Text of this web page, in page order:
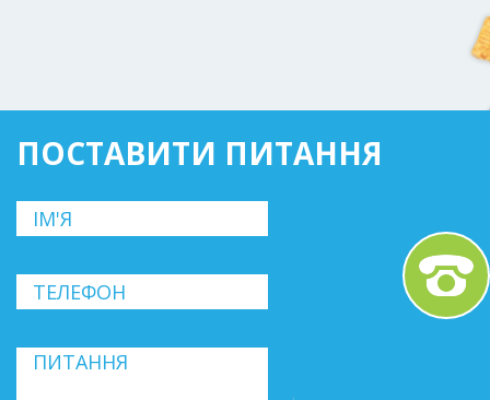
ПОСТАВИТИ ПИТАННЯ